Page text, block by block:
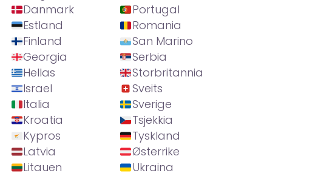
Danmark
Estland
Finland
Georgia
Hellas
Israel
Italia
Kroatia
Kypros
Latvia
Litauen
Portugal
Romania
San Marino
Serbia
Storbritannia
Sveits
Sverige
Tsjekkia
Tyskland
Østerrike
Ukraina